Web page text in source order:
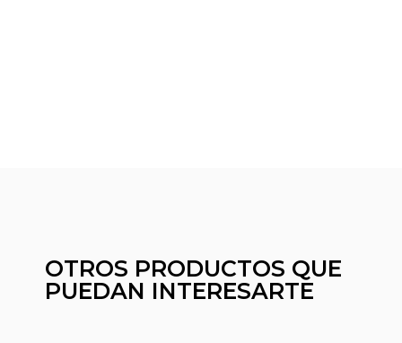
OTROS PRODUCTOS QUE
PUEDAN INTERESARTE